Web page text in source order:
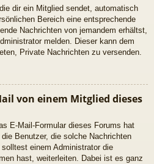
dir ein Mitglied sendet, automatisch
Bereich eine entsprechende
Nachrichten von jemandem erhältst,
melden. Dieser kann dem
Private Nachrichten zu versenden.
von einem Mitglied dieses
E-Mail-Formular dieses Forums hat
Benutzer, die solche Nachrichten
einem Administrator die
hast, weiterleiten. Dabei ist es ganz